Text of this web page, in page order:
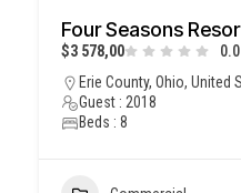
Four Seasons
$3 578,00 0.0
Erie County, Ohio, United
Guest : 2018
Beds : 8